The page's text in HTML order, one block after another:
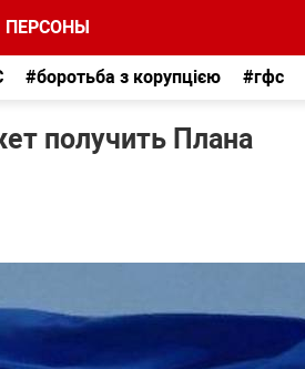
ПЕРСОНЫ
#боротьба з корупцією #гфс
получить Плана